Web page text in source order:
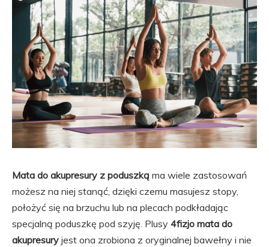
Mata do akupresury z poduszką ma wiele zastosowań
możesz na niej stanąć, dzięki czemu masujesz stopy,
położyć się na brzuchu lub na plecach podkładając
specjalną poduszkę pod szyję. Plusy 4fizjo mata do
akupresury jest ona zrobiona z oryginalnej bawełny i nie